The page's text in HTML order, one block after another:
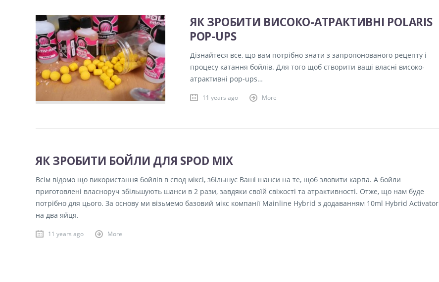
ЯК ЗРОБИТИ ВИСОКО-АТРАКТИВНІ POLARIS
POP-UPS
Дізнайтеся все, що вам потрібно знати з запропонованого рецепту і
процесу катання бойлів. Для того щоб створити ваші власні високо-
атрактивні pop-ups…
11 years ago More
ЯК ЗРОБИТИ БОЙЛИ ДЛЯ SPOD MIX
Всім відомо що використання бойлів в спод міксі, збільшує Ваші шанси на те, щоб зловити карпа. А бойли
приготовлені власноруч збільшують шанси в 2 рази, завдяки своїй свіжості та атрактивності. Отже, що нам буде
потрібно для цього. За основу ми візьмемо базовий мікс компанії Mainline Hybrid з додаванням 10ml Hybrid Activator
на два яйця.
11 years ago More